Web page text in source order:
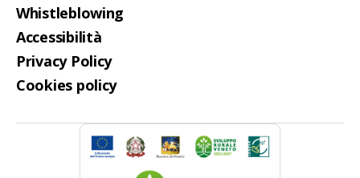
Whistleblowing
Accessibilità
Privacy Policy
Cookies policy